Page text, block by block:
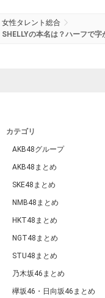
女性タレント総合
SHELLYの本名は？ハーフで
カテゴリ
AKB48グループ
AKB48まとめ
SKE48まとめ
NMB48まとめ
HKT48まとめ
NGT48まとめ
STU48まとめ
乃木坂46まとめ
欅坂46・日向坂46まとめ